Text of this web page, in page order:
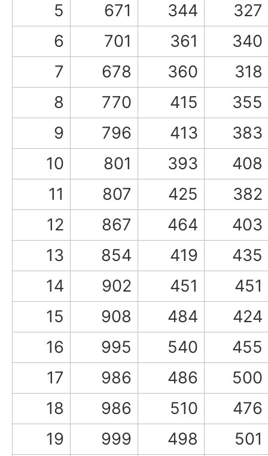
5
671 344
327
6
701 361
340
7
678 360
318
8
770 415
355
9
796 413
383
10
801 393
408
11
807 425
382
12
867 464
403
13
854 419
435
14
902 451
451
15
908 484
424
16
995 540
455
17
986 486
500
18
986 510
476
19
999 498 501